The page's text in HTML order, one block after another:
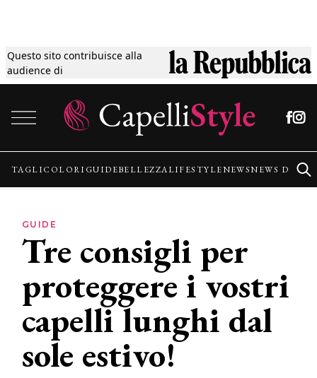
Questo sito contribuisce alla
audience di
Tagli
Colori
Guide
Lifestyle
News
News
TAGLICOLORI GUIDEBELLEZZALIFESTYLENEWSNEWS
GUIDE
Tre consigli per
proteggere i vostri
capelli lunghi dal
sole estivo!